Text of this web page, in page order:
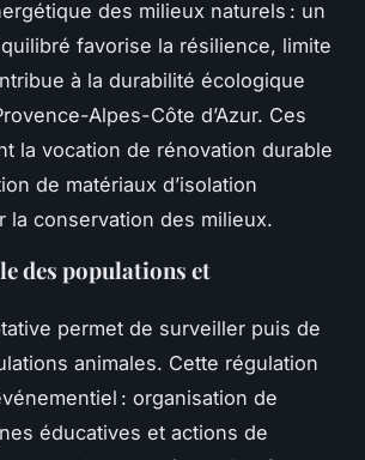
des milieux naturels : un
favorise la résilience, limite
à la durabilité écologique
Alpes-Côte d’Azur. Ces
la vocation de rénovation durable
de matériaux d’isolation
la conservation des milieux.
des populations et
permet de surveiller puis de
animales. Cette régulation
: organisation de
éducatives et actions de